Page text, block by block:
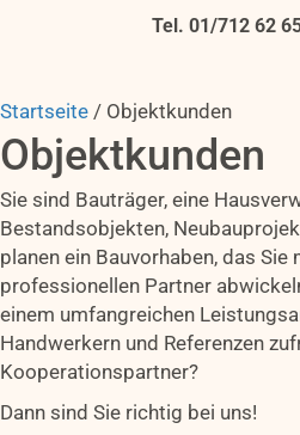
Tel. 01/712 62
Startseite / Objektkunden
Objektkunden
Sie sind Bauträger, eine
Bestandsobjekten,
planen ein Bauvorhaben, das
professionellen Partner
einem umfangreichen
Handwerkern und Referenzen
Kooperationspartner?
Dann sind Sie richtig bei uns!